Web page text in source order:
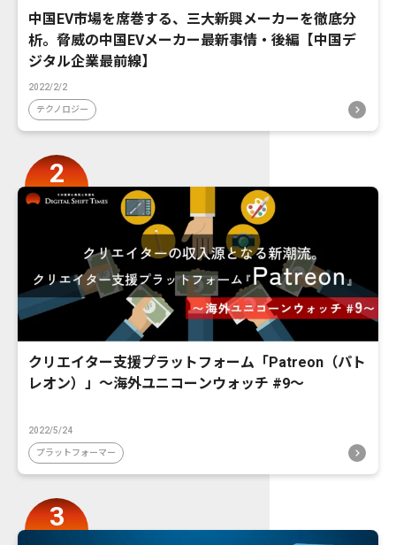
中国EV市場を席巻する、三大新興メーカーを徹底分
析。脅威の中国EVメーカー最新事情・後編【中国デ
ジタル企業最前線】
2022/2/2
テクノロジー
クリエイター支援プラットフォーム「Patreon（パト
レオン）」〜海外ユニコーンウォッチ #9〜
2022/5/24
プラットフォーマー